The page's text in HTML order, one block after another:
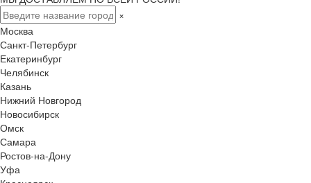
×
Москва
Санкт-Петербург
Екатеринбург
Челябинск
Казань
Нижний Новгород
Новосибирск
Омск
Самара
Ростов-на-Дону
Уфа